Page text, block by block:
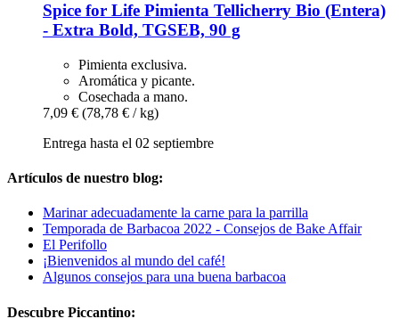
Spice for Life Pimienta Tellicherry Bio (Entera)
-​ Extra Bold, TGSEB, 90 g
Pimienta exclusiva.
Aromática y picante.
Cosechada a mano.
7,09 € (78,78 € / kg)
Entrega hasta el 02 septiembre
Artículos de nuestro blog:
Marinar adecuadamente la carne para la parrilla
Temporada de Barbacoa 2022 - Consejos de Bake Affair
El Perifollo
¡Bienvenidos al mundo del café!
Algunos consejos para una buena barbacoa
Descubre Piccantino: